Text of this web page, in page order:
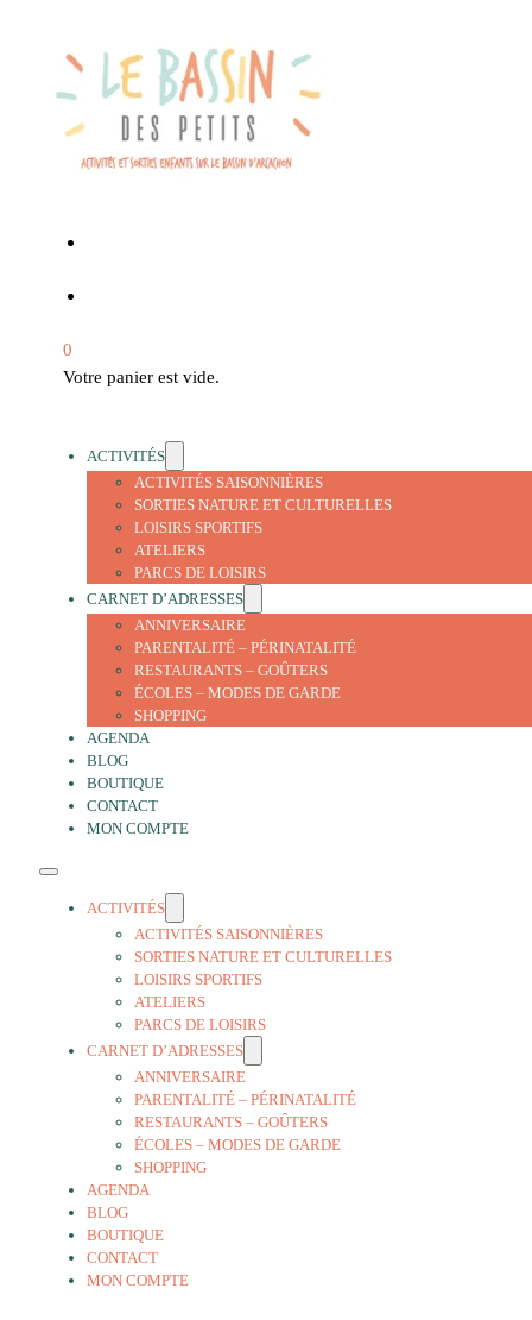
0
Votre panier est vide.
ACTIVITÉS
ACTIVITÉS SAISONNIÈRES
SORTIES NATURE ET CULTURELLES
LOISIRS SPORTIFS
ATELIERS
PARCS DE LOISIRS
CARNET D’ADRESSES
ANNIVERSAIRE
PARENTALITÉ – PÉRINATALITÉ
RESTAURANTS – GOÛTERS
ÉCOLES – MODES DE GARDE
SHOPPING
AGENDA
BLOG
BOUTIQUE
CONTACT
MON COMPTE
ACTIVITÉS
ACTIVITÉS SAISONNIÈRES
SORTIES NATURE ET CULTURELLES
LOISIRS SPORTIFS
ATELIERS
PARCS DE LOISIRS
CARNET D’ADRESSES
ANNIVERSAIRE
PARENTALITÉ – PÉRINATALITÉ
RESTAURANTS – GOÛTERS
ÉCOLES – MODES DE GARDE
SHOPPING
AGENDA
BLOG
BOUTIQUE
CONTACT
MON COMPTE